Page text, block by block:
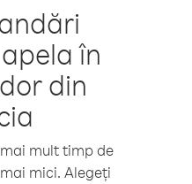
în
din
mult timp de
mici. Alegeți